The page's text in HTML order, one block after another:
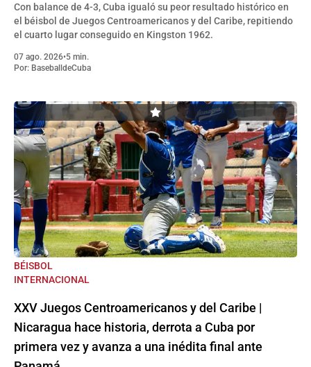
Con balance de 4-3, Cuba igualó su peor resultado histórico en
el béisbol de Juegos Centroamericanos y del Caribe, repitiendo
el cuarto lugar conseguido en Kingston 1962.
07 ago. 2026•5 min.
Por: BaseballdeCuba
BÉISBOL
INTERNACIONAL
XXV Juegos Centroamericanos y del Caribe |
Nicaragua hace historia, derrota a Cuba por
primera vez y avanza a una inédita final ante